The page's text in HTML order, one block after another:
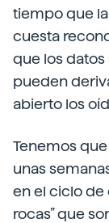
tiempo que
cuesta
que los datos
pueden
abierto los
Tenemos
unas
en el ciclo de
rocas” que